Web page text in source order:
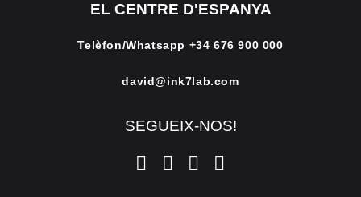
EL CENTRE D'ESPANYA
Telèfon/Whatsapp +34 676 900 000
david@ink7lab.com
SEGUEIX-NOS!